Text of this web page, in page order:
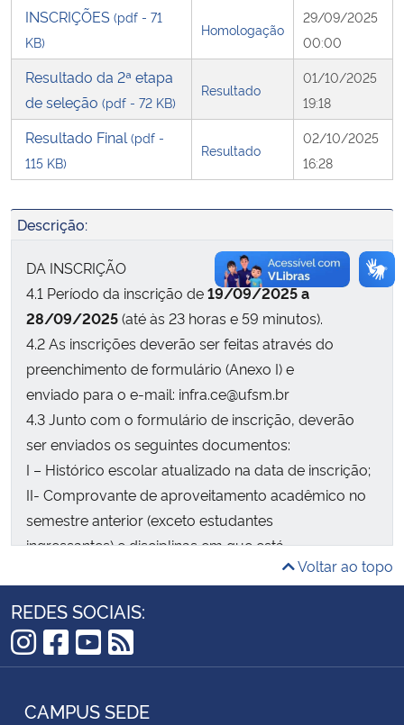
Secretaria-Geral
Gabinete de Segurança Institucional
Advocacia-Geral da União
Banco Central do Brasil
INSCRIÇÕES (pdf - 71
KB)
Homologação
29/09/2025
00:00
Resultado da 2ª etapa
de seleção (pdf - 72 KB)
Resultado
01/10/2025
19:18
Resultado Final (pdf -
115 KB)
Resultado
02/10/2025
16:28
Descrição:
DA INSCRIÇÃO
4.1 Período da inscrição de19/09/2025 a
28/09/2025(até às 23 horas e 59 minutos).
4.2 As inscrições deverão ser feitas através do
preenchimento de formulário (Anexo I) e
enviado para o e-mail: infra.ce@ufsm.br
4.3 Junto com o formulário de inscrição, deverão
ser enviados os seguintes documentos:
I – Histórico escolar atualizado na data de inscrição;
II- Comprovante de aproveitamento acadêmico no
semestre anterior (exceto estudantes
ingressantes) e disciplinas em que está
3.6 deste Edital; e
IV – Curriculum Vitae atualizado, contendo
fotografia.
Voltar ao topo
REDES SOCIAIS:
Instagram
Facebook
YouTube
RSS
CAMPUS SEDE